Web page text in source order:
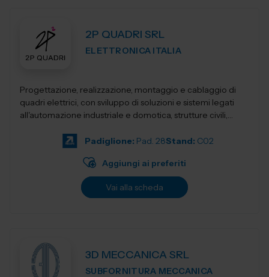
2P QUADRI SRL
ELETTRONICA ITALIA
Progettazione, realizzazione, montaggio e cablaggio di
quadri elettrici, con sviluppo di soluzioni e sistemi legati
all'automazione industriale e domotica, strutture civili,
Padiglione: Pad. 28Stand: C02
Aggiungi ai preferiti
Vai alla scheda
3D MECCANICA SRL
SUBFORNITURA MECCANICA